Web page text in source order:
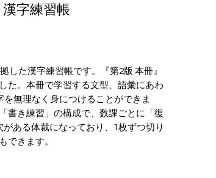
字練習帳
した漢字練習帳です。『第2版 本冊』
た。本冊で学習する文型、語彙にあわ
無理なく身につけることができま
書き練習」の構成で、数課ごとに「復
ある体裁になっており、1枚ずつ切り
できます。